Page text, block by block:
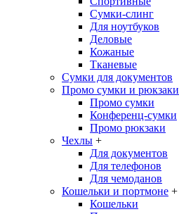
Сумки-слинг
Для ноутбуков
Деловые
Кожаные
Тканевые
Сумки для документов
Промо сумки и рюкзаки
Промо сумки
Конференц-сумки
Промо рюкзаки
Чехлы +
Для документов
Для телефонов
Для чемоданов
Кошельки и портмоне +
Кошельки